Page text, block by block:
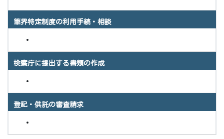
筆界特定制度の利用手続・相談
検察庁に提出する書類の作成
登記・供託の審査請求